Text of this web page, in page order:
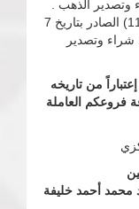
منشور إدارة السياسات رقم (11/2018) الصادر بتاريخ 7
شراء وتصدير
من تاريخه
فروعكم العاملة
خليفة